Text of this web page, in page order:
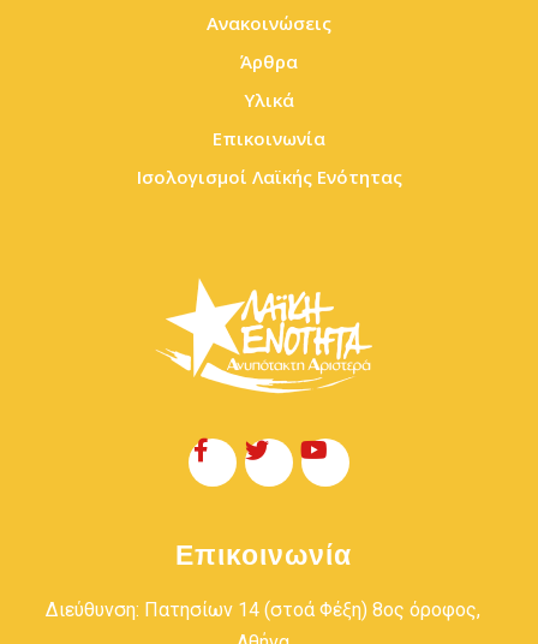
Ανακοινώσεις
Άρθρα
Υλικά
Επικοινωνία
Ισολογισμοί Λαϊκής Ενότητας
Επικοινωνία
Διεύθυνση: Πατησίων 14 (στοά Φέξη) 8ος όροφος,